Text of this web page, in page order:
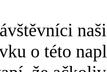
o této